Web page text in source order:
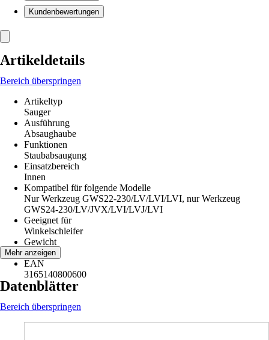
Kundenbewertungen
Artikeldetails
Bereich überspringen
Artikeltyp
Sauger
Ausführung
Absaughaube
Funktionen
Staubabsaugung
Einsatzbereich
Innen
Kompatibel für folgende Modelle
Nur Werkzeug GWS22-230/LV/LVI/LVI, nur Werkzeug
GWS24-230/LV/JVX/LVI/LVJ/LVI
Geeignet für
Winkelschleifer
Gewicht
2,1 kg
EAN
3165140800600
Mehr anzeigen
Datenblätter
Bereich überspringen